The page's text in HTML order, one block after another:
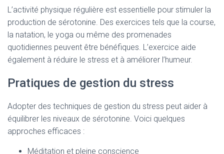
L’activité physique régulière est essentielle pour stimuler la
production de sérotonine. Des exercices tels que la course,
la natation, le yoga ou même des promenades
quotidiennes peuvent être bénéfiques. L’exercice aide
également à réduire le stress et à améliorer l’humeur.
Pratiques de gestion du stress
Adopter des techniques de gestion du stress peut aider à
équilibrer les niveaux de sérotonine. Voici quelques
approches efficaces :
Méditation et pleine conscience